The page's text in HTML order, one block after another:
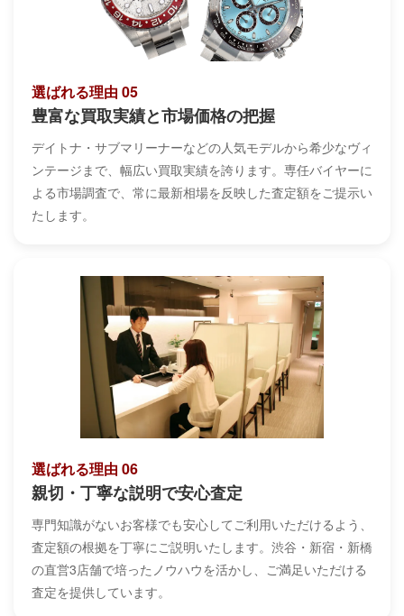
選ばれる理由 05
豊富な買取実績と市場価格の把握
デイトナ・サブマリーナーなどの人気モデルから希少なヴィ
ンテージまで、幅広い買取実績を誇ります。専任バイヤーに
よる市場調査で、常に最新相場を反映した査定額をご提示い
たします。
選ばれる理由 06
親切・丁寧な説明で安心査定
専門知識がないお客様でも安心してご利用いただけるよう、
査定額の根拠を丁寧にご説明いたします。渋谷・新宿・新橋
の直営3店舗で培ったノウハウを活かし、ご満足いただける
査定を提供しています。